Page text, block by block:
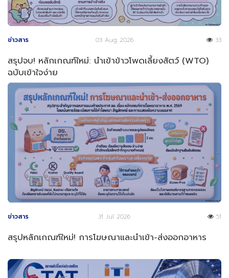
ข่าวสาร 03 Aug 2026 33
สรุปจบ! หลักเกณฑ์ใหม่: นำเข้าข้าวโพดเลี้ยงสัตว์ (WTO)
ฉบับเข้าใจง่าย
ข่าวสาร 31 Jul 2026 51
สรุปหลักเกณฑ์ใหม่! การโฆษณาและนำเข้า-ส่งออกอาหาร